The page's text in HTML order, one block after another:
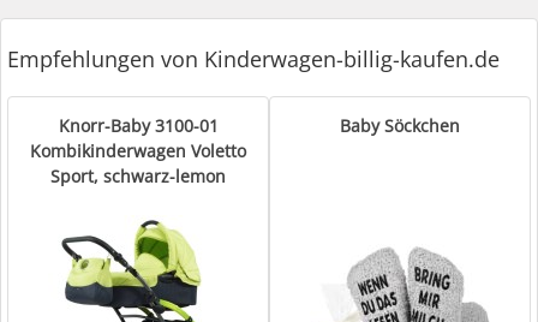
Empfehlungen von Kinderwagen-billig-kaufen.de
Knorr-Baby 3100-01
Kombikinderwagen Voletto
Sport, schwarz-lemon
Baby Söckchen